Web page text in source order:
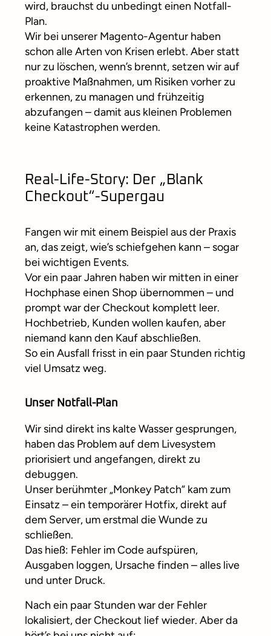
wird, brauchst du unbedingt einen Notfall-
Plan.
Wir bei unserer Magento-Agentur haben
schon alle Arten von Krisen erlebt. Aber statt
nur zu löschen, wenn’s brennt, setzen wir auf
proaktive Maßnahmen, um Risiken vorher zu
erkennen, zu managen und frühzeitig
abzufangen – damit aus kleinen Problemen
keine Katastrophen werden.
Real-Life-Story: Der „Blank
Checkout“-Supergau
Fangen wir mit einem Beispiel aus der Praxis
an, das zeigt, wie’s schiefgehen kann – sogar
bei wichtigen Events.
Vor ein paar Jahren haben wir mitten in einer
Hochphase einen Shop übernommen – und
prompt war der Checkout komplett leer.
Hochbetrieb, Kunden wollen kaufen, aber
niemand kann den Kauf abschließen.
So ein Ausfall frisst in ein paar Stunden richtig
viel Umsatz weg.
Unser Notfall-Plan
Wir sind direkt ins kalte Wasser gesprungen,
haben das Problem auf dem Livesystem
priorisiert und angefangen, direkt zu
debuggen.
Unser berühmter „Monkey Patch“ kam zum
Einsatz – ein temporärer Hotfix, direkt auf
dem Server, um erstmal die Wunde zu
schließen.
Das hieß: Fehler im Code aufspüren,
Ausgaben loggen, Ursache finden – alles live
und unter Druck.
Nach ein paar Stunden war der Fehler
lokalisiert, der Checkout lief wieder. Aber da